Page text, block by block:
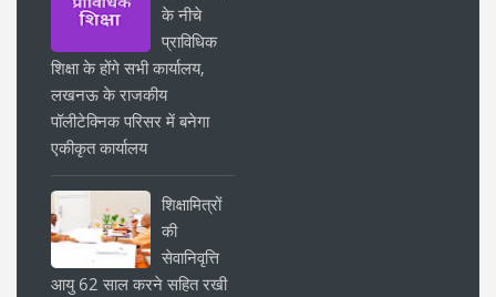
के नीचे
प्राविधिक
शिक्षा के होंगे सभी कार्यालय,
लखनऊ के राजकीय
पॉलीटेक्निक परिसर में बनेगा
एकीकृत कार्यालय
शिक्षामित्रों
की
सेवानिवृत्ति
आयु 62 साल करने सहित रखी